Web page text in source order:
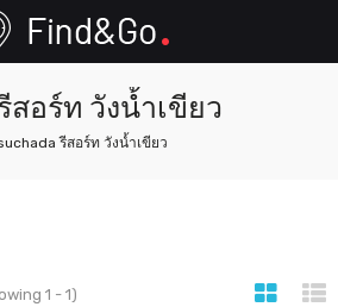
สอร์ท วังน้ำเขียว
รีสอร์ท วังน้ำเขียว
1 - 1)